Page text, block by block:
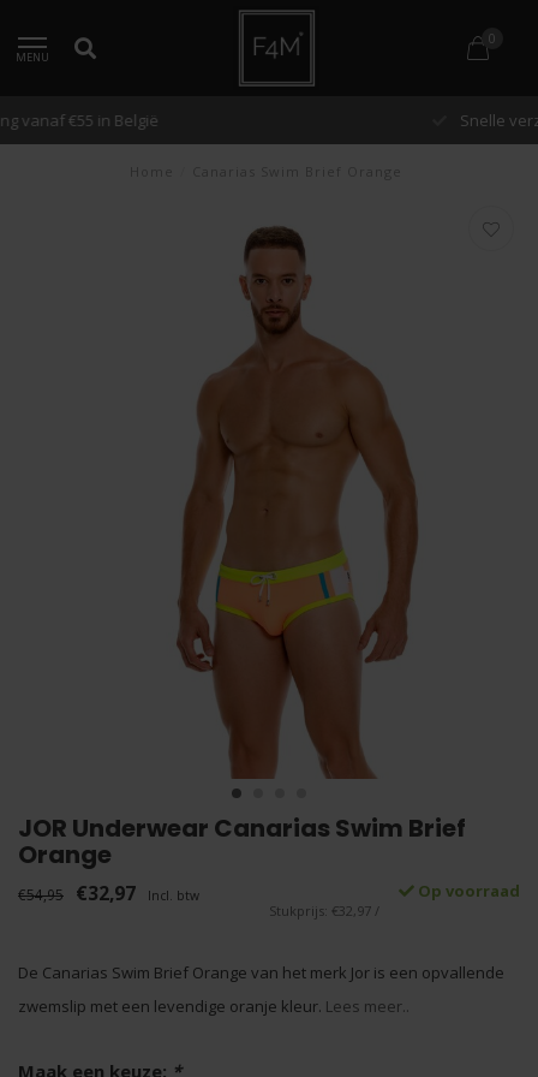
MENU
0
JOR Underwear Canarias Swim Brief
Orange
€54,95 €32,97 Incl. btw Op voorraad
Stukprijs: €32,97 /
De Canarias Swim Brief Orange van het merk Jor is een opvallende
zwemslip met een levendige oranje kleur. Lees meer..
Maak een keuze: *